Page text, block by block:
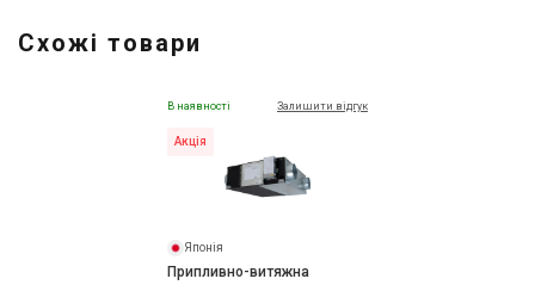
Схожі товари
В наявності Залишити відгук
Акція
Японія
Припливно-витяжна